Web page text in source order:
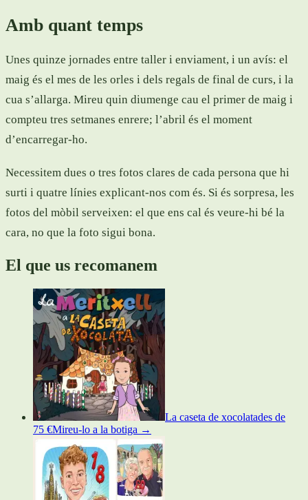
Amb quant temps
Unes quinze jornades entre taller i enviament, i un avís: el
maig és el mes de les orles i dels regals de final de curs, i la
cua s’allarga. Mireu quin diumenge cau el primer de maig i
compteu tres setmanes enrere; l’abril és el moment
d’encarregar-ho.
Necessitem dues o tres fotos clares de cada persona que hi
surti i quatre línies explicant-nos com és. Si és sorpresa, les
fotos del mòbil serveixen: el que ens cal és veure-hi bé la
cara, no que la foto sigui bona.
El que us recomanem
La caseta de xocolatades de
75 €Mireu-lo a la botiga →